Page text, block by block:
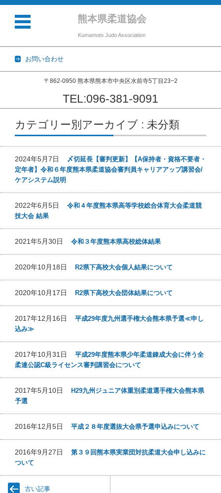
熊本県柔道協会
Kumamoto Judo Association
お問い合わせ
〒862-0950 熊本県熊本市中央区水前寺5丁目23−2
TEL:096-381-9091
コンテンツに移動
カテゴリー別アーカイブ : 未分類
2024年5月7日 〆切延長【審判更新】【A保持者・資格不要者・
定年者】令和６年度熊本県柔道協会審判員キャリアアップ講習会/
ケアシステム説明
2022年6月5日 令和４年度熊本県高等学校総合体育大会柔道競
技大会 結果
2021年5月30日 令和３年度熊本県高校総体結果
2020年10月18日 R2県下高校大会個人結果について
2020年10月17日 R2県下高校大会団体結果について
2017年12月16日 平成29年度九州選手権大会熊本県予選≪申し
込み≫
2017年10月31日 平成29年度熊本県少年柔道錬成大会に伴う全
柔連公認C級ライセンス審判講習会について
2017年5月10日
H29九州ジュニア体重別柔道選手権大会熊本県
予選
2016年12月5日 平成２８年度選抜大会県予選申込みについて
2016年9月27日 第３９回熊本県実業団対抗柔道大会申し込みに
ついて
古い記事